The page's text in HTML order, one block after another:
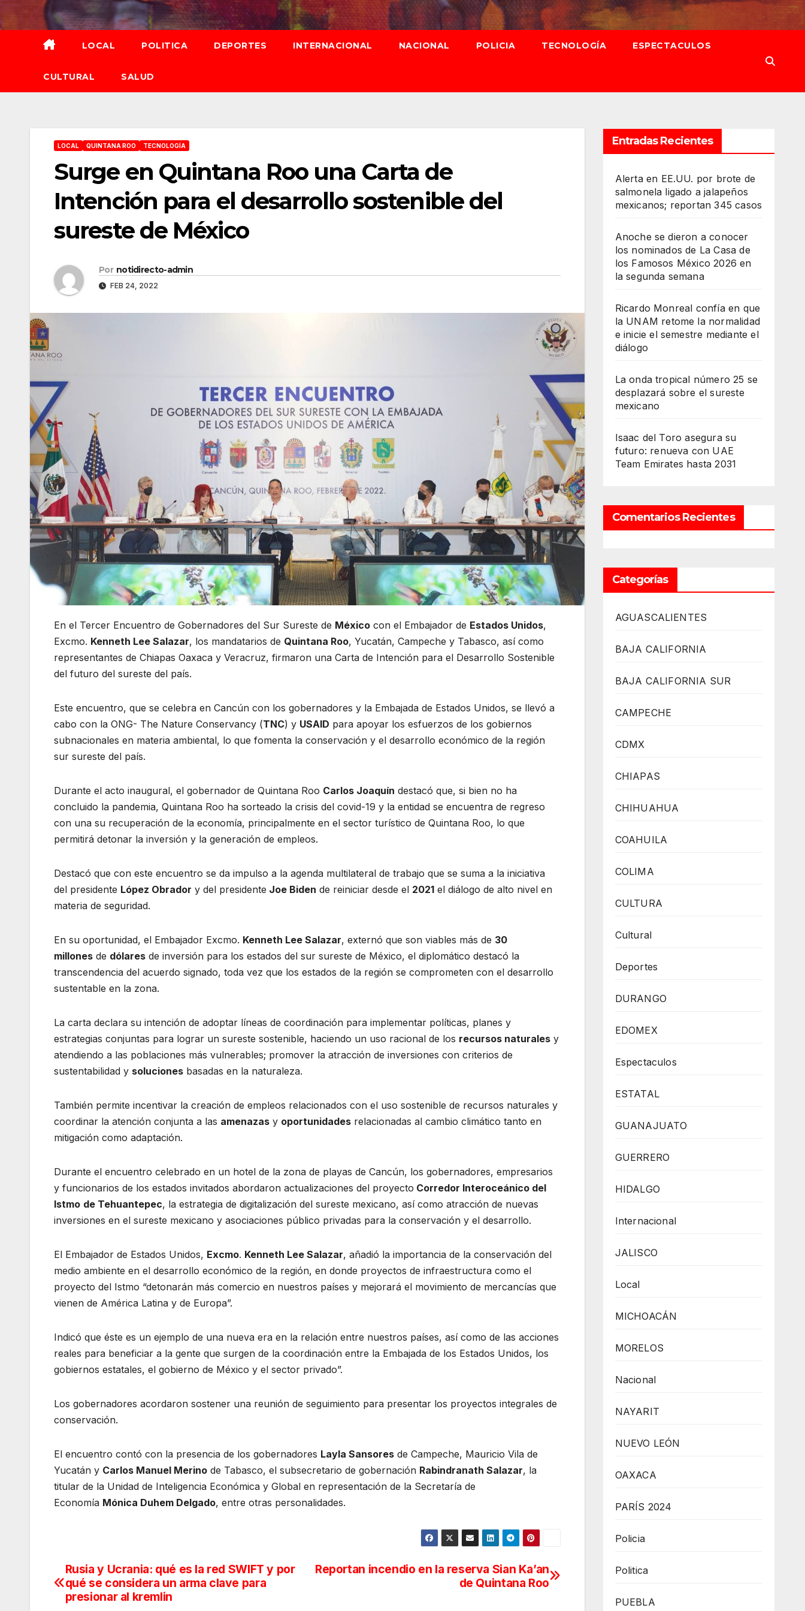
al
contenido
LOCAL POLITICA DEPORTES INTERNACIONAL NACIONAL POLICIA TECNOLOGÍA ESPECTACULOS
CULTURAL SALUD
LOCAL QUINTANA ROO TECNOLOGÍA
Surge en Quintana Roo una Carta de
Intención para el desarrollo sostenible del
sureste de México
Por notidirecto-admin
FEB 24, 2022
En el Tercer Encuentro de Gobernadores del Sur Sureste de México con el Embajador de Estados Unidos,
Excmo. Kenneth Lee Salazar, los mandatarios de Quintana Roo, Yucatán, Campeche y Tabasco, así como
representantes de Chiapas Oaxaca y Veracruz, firmaron una Carta de Intención para el Desarrollo Sostenible
del futuro del sureste del país.
Este encuentro, que se celebra en Cancún con los gobernadores y la Embajada de Estados Unidos, se llevó a
cabo con la ONG- The Nature Conservancy (TNC) y USAID para apoyar los esfuerzos de los gobiernos
subnacionales en materia ambiental, lo que fomenta la conservación y el desarrollo económico de la región
sur sureste del país.
Durante el acto inaugural, el gobernador de Quintana Roo Carlos Joaquín destacó que, si bien no ha
concluido la pandemia, Quintana Roo ha sorteado la crisis del covid-19 y la entidad se encuentra de regreso
con una su recuperación de la economía, principalmente en el sector turístico de Quintana Roo, lo que
permitirá detonar la inversión y la generación de empleos.
Destacó que con este encuentro se da impulso a la agenda multilateral de trabajo que se suma a la iniciativa
del presidente López Obrador y del presidente Joe Biden de reiniciar desde el 2021 el diálogo de alto nivel en
materia de seguridad.
En su oportunidad, el Embajador Excmo. Kenneth Lee Salazar, externó que son viables más de 30
millones de dólares de inversión para los estados del sur sureste de México, el diplomático destacó la
transcendencia del acuerdo signado, toda vez que los estados de la región se comprometen con el desarrollo
sustentable en la zona.
La carta declara su intención de adoptar líneas de coordinación para implementar políticas, planes y
estrategias conjuntas para lograr un sureste sostenible, haciendo un uso racional de los recursos naturales y
atendiendo a las poblaciones más vulnerables; promover la atracción de inversiones con criterios de
sustentabilidad y soluciones basadas en la naturaleza.
También permite incentivar la creación de empleos relacionados con el uso sostenible de recursos naturales y
coordinar la atención conjunta a las amenazas y oportunidades relacionadas al cambio climático tanto en
mitigación como adaptación.
Durante el encuentro celebrado en un hotel de la zona de playas de Cancún, los gobernadores, empresarios
y funcionarios de los estados invitados abordaron actualizaciones del proyecto Corredor Interoceánico del
Istmo de Tehuantepec, la estrategia de digitalización del sureste mexicano, así como atracción de nuevas
inversiones en el sureste mexicano y asociaciones público privadas para la conservación y el desarrollo.
El Embajador de Estados Unidos, Excmo. Kenneth Lee Salazar, añadió la importancia de la conservación del
medio ambiente en el desarrollo económico de la región, en donde proyectos de infraestructura como el
proyecto del Istmo “detonarán más comercio en nuestros países y mejorará el movimiento de mercancías que
vienen de América Latina y de Europa”.
Indicó que éste es un ejemplo de una nueva era en la relación entre nuestros países, así como de las acciones
reales para beneficiar a la gente que surgen de la coordinación entre la Embajada de los Estados Unidos, los
gobiernos estatales, el gobierno de México y el sector privado”.
Los gobernadores acordaron sostener una reunión de seguimiento para presentar los proyectos integrales de
conservación.
El encuentro contó con la presencia de los gobernadores Layla Sansores de Campeche, Mauricio Vila de
Yucatán y Carlos Manuel Merino de Tabasco, el subsecretario de gobernación Rabindranath Salazar, la
titular de la Unidad de Inteligencia Económica y Global en representación de la Secretaría de
Economía Mónica Duhem Delgado, entre otras personalidades.
Navegación
de
Reportan incendio en la reserva Sian Ka’an
de Quintana Roo
Rusia y Ucrania: qué es la red SWIFT y por
qué se considera un arma clave para
presionar al kremlin
Entradas Recientes
Alerta en EE.UU. por brote de
salmonela ligado a jalapeños
mexicanos; reportan 345 casos
Anoche se dieron a conocer
los nominados de La Casa de
los Famosos México 2026 en
la segunda semana
Ricardo Monreal confía en que
la UNAM retome la normalidad
e inicie el semestre mediante el
diálogo
La onda tropical número 25 se
desplazará sobre el sureste
mexicano
Isaac del Toro asegura su
futuro: renueva con UAE
Team Emirates hasta 2031
Comentarios Recientes
Categorías
AGUASCALIENTES
BAJA CALIFORNIA
BAJA CALIFORNIA SUR
CAMPECHE
CDMX
CHIAPAS
CHIHUAHUA
COAHUILA
COLIMA
CULTURA
Cultural
Deportes
DURANGO
EDOMEX
Espectaculos
ESTATAL
GUANAJUATO
GUERRERO
HIDALGO
Internacional
JALISCO
Local
MICHOACÁN
MORELOS
Nacional
NAYARIT
NUEVO LEÓN
OAXACA
PARÍS 2024
Policia
Politica
PUEBLA